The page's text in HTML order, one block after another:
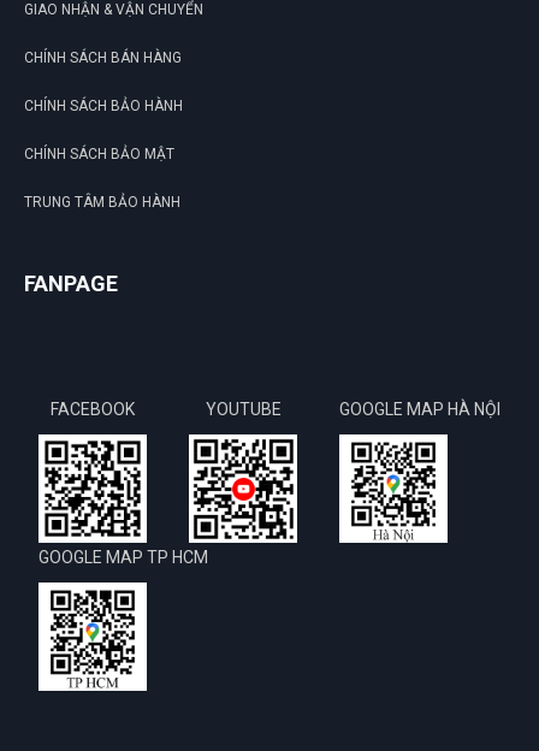
GIAO NHẬN & VẬN CHUYỂN
CHÍNH SÁCH BÁN HÀNG
CHÍNH SÁCH BẢO HÀNH
CHÍNH SÁCH BẢO MẬT
TRUNG TÂM BẢO HÀNH
FANPAGE
FACEBOOK YOUTUBE GOOGLE MAP HÀ NỘI
GOOGLE MAP TP HCM